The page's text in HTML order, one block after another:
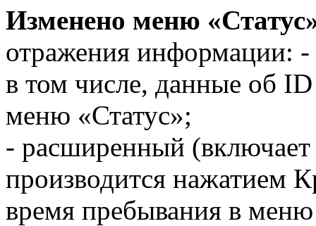
Изменено меню
отражения информации:
в том числе, данные об
меню «Статус»;
- расширенный (включает
производится нажатием
время пребывания в меню